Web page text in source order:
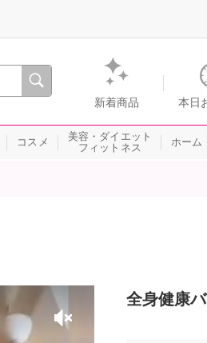
。通販・テレビショッピングのショッ
新着商品 本日
コスメ
美容・ダイエット
フィットネス
ホーム
全身健康